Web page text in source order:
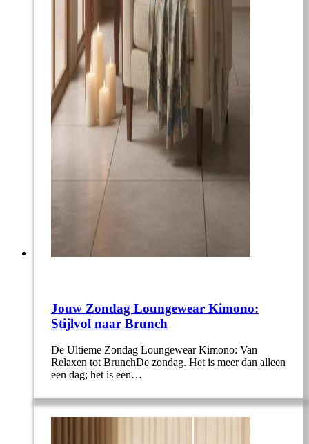
Jouw Zondag Loungewear Kimono:
Stijlvol naar Brunch
De Ultieme Zondag Loungewear Kimono: Van
Relaxen tot BrunchDe zondag. Het is meer dan alleen
een dag; het is een…